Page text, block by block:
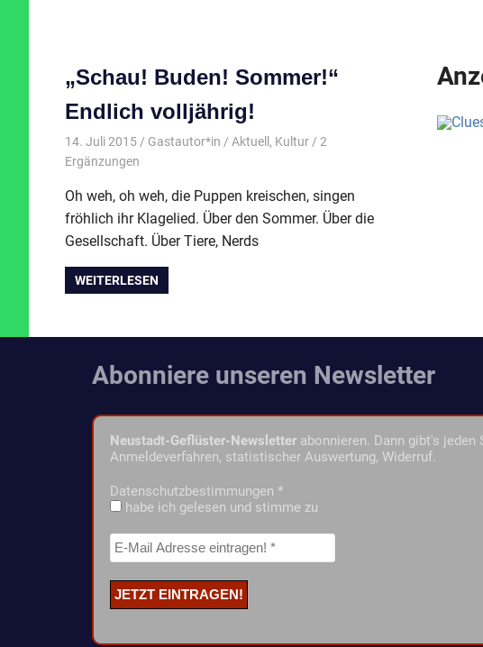
„Schau! Buden! Sommer!“
Endlich volljährig!
14. Juli 2015 Gastautor*in Aktuell , Kultur/ 2
Ergänzungen
Oh weh, oh weh, die Puppen kreischen, singen
fröhlich ihr Klagelied. Über den Sommer. Über die
Gesellschaft. Über Tiere, Nerds
WEITERLESEN
Abonniere unseren Newsletter
Neustadt-Geflüster-Newsletter abonnieren. Dann gibt's
Anmeldeverfahren, statistischer Auswertung, Widerruf.
Datenschutzbestimmungen *
habe ich gelesen und stimme zu